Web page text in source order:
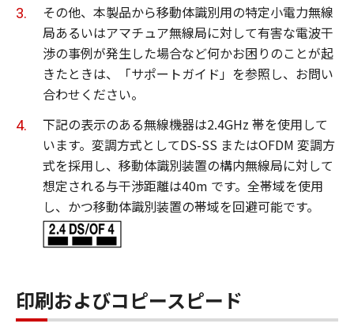
その他、本製品から移動体識別用の特定小電力無線
局あるいはアマチュア無線局に対して有害な電波干
渉の事例が発生した場合など何かお困りのことが起
きたときは、「サポートガイド」を参照し、お問い
合わせください。
下記の表示のある無線機器は2.4GHz 帯を使用して
います。変調方式としてDS-SS またはOFDM 変調方
式を採用し、移動体識別装置の構内無線局に対して
想定される与干渉距離は40m です。全帯域を使用
し、かつ移動体識別装置の帯域を回避可能です。
印刷およびコピースピード